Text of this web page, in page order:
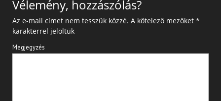
Vélemény, hozzászólás?
Az e-mail címet nem tesszük közzé. A kötelező mezőket *
karakterrel jelöltük
Megjegyzés